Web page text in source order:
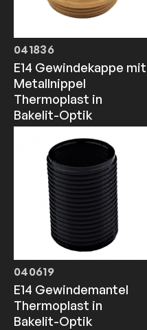
041836
E14 Gewindekappe mit
Metallnippel
Thermoplast in
Bakelit-Optik
040619
E14 Gewindemantel
Thermoplast in
Bakelit-Optik